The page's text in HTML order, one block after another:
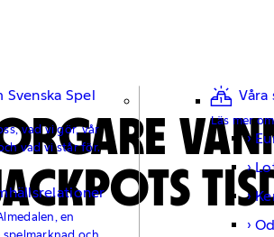
Svenska Spel
vad vi gör, vår
vad vi står för.
en
Våra
Läs mer